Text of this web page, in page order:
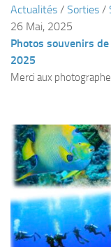
ECOLE DE PLONGEE
Plongeur N2
Plongeur N3
Maintien
Guide de
Initiateur
Actualités / Sorties /
26 Mai, 2025
Photos souvenirs
2025
Merci aux